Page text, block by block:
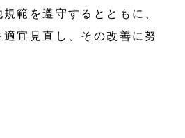
範を遵守するとともに、
宜見直し、その改善に努